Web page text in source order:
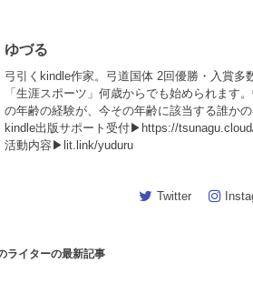
ゆづる
弓引くkindle作家。弓道国体 2回優勝・入賞
「生涯スポーツ」何歳からでも始められます
の年齢の経験が、今その年齢に該当する誰か
kindle出版サポート受付▶https://
活動内容▶lit.link/yuduru
Twitter
ライターの最新記事